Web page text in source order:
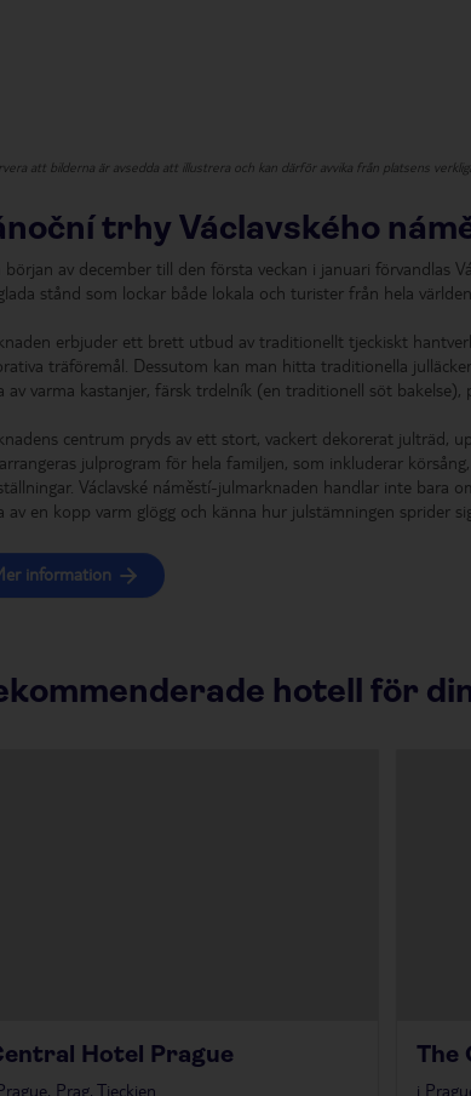
att bilderna är avsedda att illustrera och kan därför avvika från platsens
trhy Václavského
början av december till den första veckan i januari förvandlas
stånd som lockar både lokala och turister från hela
erbjuder ett brett utbud av traditionellt tjeckiskt
träföremål. Dessutom kan man hitta traditionella
av varma kastanjer, färsk trdelník (en traditionell söt bakelse),
centrum pryds av ett stort, vackert dekorerat julträd,
julprogram för hela familjen, som inkluderar
Václavské náměstí-julmarknaden handlar inte bara
av en kopp varm glögg och känna hur julstämningen sprider
information
hotell för
Hotel Prague
Prag, Tjeckien
The
i